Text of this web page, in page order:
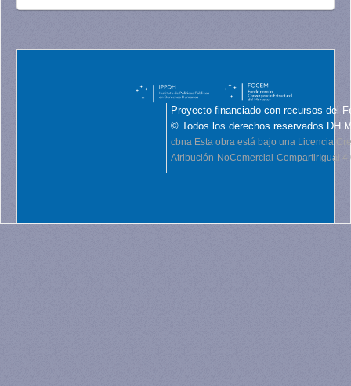
Proyecto financiado con recursos del
© Todos los derechos reservados DH
cbna Esta obra está bajo una Licencia
Atribución-NoComercial-CompartirIgual